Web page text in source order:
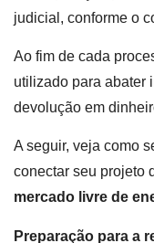
judicial, conforme o
Ao fim de cada
utilizado para abater
devolução em
A seguir, veja como
conectar seu projeto
mercado livre de
Preparação para a